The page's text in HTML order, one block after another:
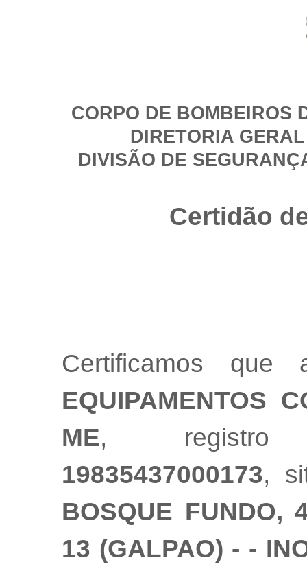
CORPO DE BOMBEIROS
DIRETORIA
DIVISÃO DE
Certidão
Certificamos
EQUIPAMENTOS
ME,
19835437000173,
BOSQUE FUNDO,
13 (GALPAO) - -